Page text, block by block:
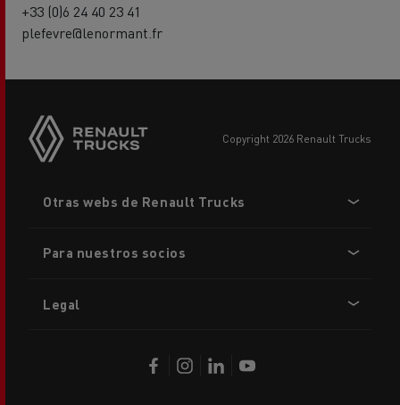
+33 (0)6 24 40 23 41
plefevre@lenormant.fr
copyright 2026 Renault Trucks
menu
Otras webs de Renault Trucks
Para nuestros socios
Legal